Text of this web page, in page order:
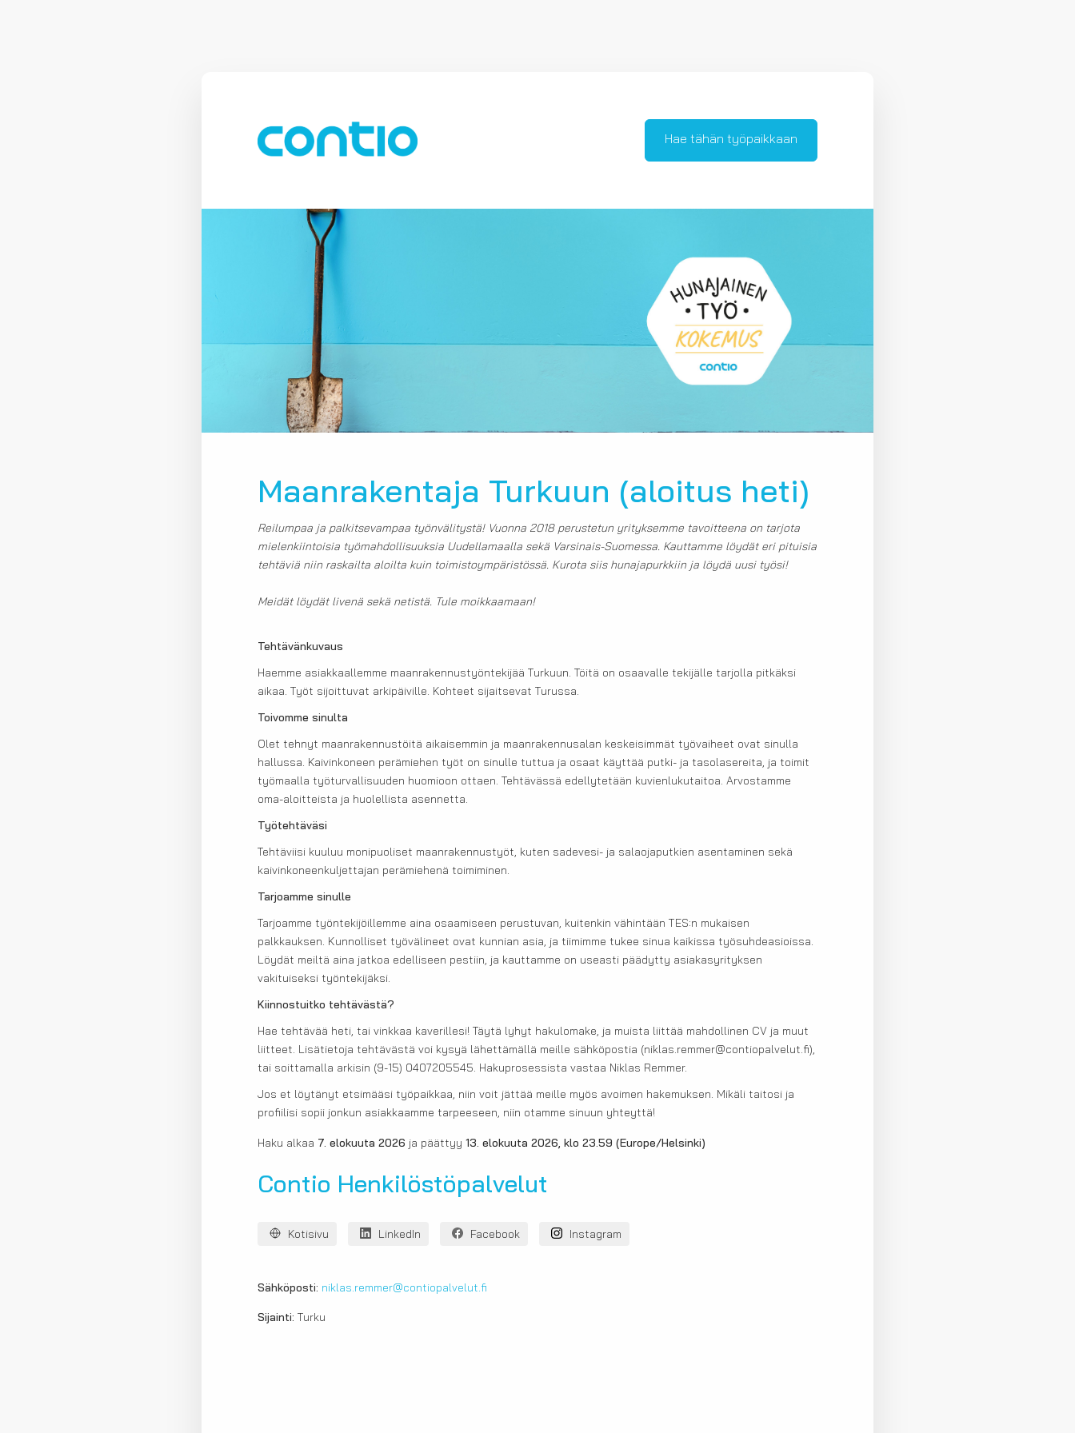
Hae tähän työpaikkaan
Maanrakentaja Turkuun (aloitus heti)
Reilumpaa ja palkitsevampaa työnvälitystä! Vuonna 2018 perustetun yrityksemme tavoitteena on tarjota
mielenkiintoisia työmahdollisuuksia Uudellamaalla sekä Varsinais-Suomessa. Kauttamme löydät eri pituisia
tehtäviä niin raskailta aloilta kuin toimistoympäristössä. Kurota siis hunajapurkkiin ja löydä uusi työsi!
Meidät löydät livenä sekä netistä. Tule moikkaamaan!
Tehtävänkuvaus
Haemme asiakkaallemme maanrakennustyöntekijää Turkuun. Töitä on osaavalle tekijälle tarjolla pitkäksi
aikaa. Työt sijoittuvat arkipäiville. Kohteet sijaitsevat Turussa.
Toivomme sinulta
Olet tehnyt maanrakennustöitä aikaisemmin ja maanrakennusalan keskeisimmät työvaiheet ovat sinulla
hallussa. Kaivinkoneen perämiehen työt on sinulle tuttua ja osaat käyttää putki- ja tasolasereita, ja toimit
työmaalla työturvallisuuden huomioon ottaen. Tehtävässä edellytetään kuvienlukutaitoa. Arvostamme
oma-aloitteista ja huolellista asennetta.
Työtehtäväsi
Tehtäviisi kuuluu monipuoliset maanrakennustyöt, kuten sadevesi- ja salaojaputkien asentaminen sekä
kaivinkoneenkuljettajan perämiehenä toimiminen.
Tarjoamme sinulle
Tarjoamme työntekijöillemme aina osaamiseen perustuvan, kuitenkin vähintään TES:n mukaisen
palkkauksen. Kunnolliset työvälineet ovat kunnian asia, ja tiimimme tukee sinua kaikissa työsuhdeasioissa.
Löydät meiltä aina jatkoa edelliseen pestiin, ja kauttamme on useasti päädytty asiakasyrityksen
vakituiseksi työntekijäksi.
Kiinnostuitko tehtävästä?
Hae tehtävää heti, tai vinkkaa kaverillesi! Täytä lyhyt hakulomake, ja muista liittää mahdollinen CV ja muut
liitteet. Lisätietoja tehtävästä voi kysyä lähettämällä meille sähköpostia (niklas.remmer@contiopalvelut.fi),
tai soittamalla arkisin (9-15) 0407205545. Hakuprosessista vastaa Niklas Remmer.
Jos et löytänyt etsimääsi työpaikkaa, niin voit jättää meille myös avoimen hakemuksen. Mikäli taitosi ja
profiilisi sopii jonkun asiakkaamme tarpeeseen, niin otamme sinuun yhteyttä!
Haku alkaa 7. elokuuta 2026 ja päättyy 13. elokuuta 2026, klo 23.59 (Europe/Helsinki)
Contio Henkilöstöpalvelut
Kotisivu LinkedIn Facebook Instagram
Sähköposti: niklas.remmer@contiopalvelut.fi
Sijainti: Turku